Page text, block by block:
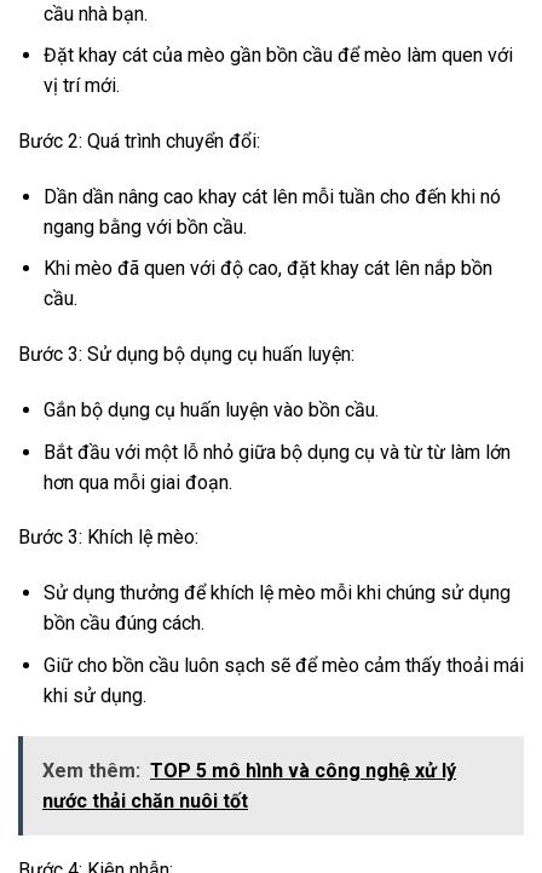
cầu nhà bạn.
Đặt khay cát của mèo gần bồn cầu để mèo làm quen với
vị trí mới.
Bước 2: Quá trình chuyển đổi:
Dần dần nâng cao khay cát lên mỗi tuần cho đến khi nó
ngang bằng với bồn cầu.
Khi mèo đã quen với độ cao, đặt khay cát lên nắp bồn
cầu.
Bước 3: Sử dụng bộ dụng cụ huấn luyện:
Gắn bộ dụng cụ huấn luyện vào bồn cầu.
Bắt đầu với một lỗ nhỏ giữa bộ dụng cụ và từ từ làm lớn
hơn qua mỗi giai đoạn.
Bước 3: Khích lệ mèo:
Sử dụng thưởng để khích lệ mèo mỗi khi chúng sử dụng
bồn cầu đúng cách.
Giữ cho bồn cầu luôn sạch sẽ để mèo cảm thấy thoải mái
khi sử dụng.
Xem thêm: TOP 5 mô hình và công nghệ xử lý
nước thải chăn nuôi tốt